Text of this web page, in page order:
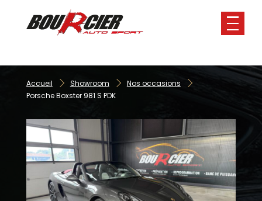
Accueil Showroom
Nos occasions
Porsche Boxster 981 S PDK